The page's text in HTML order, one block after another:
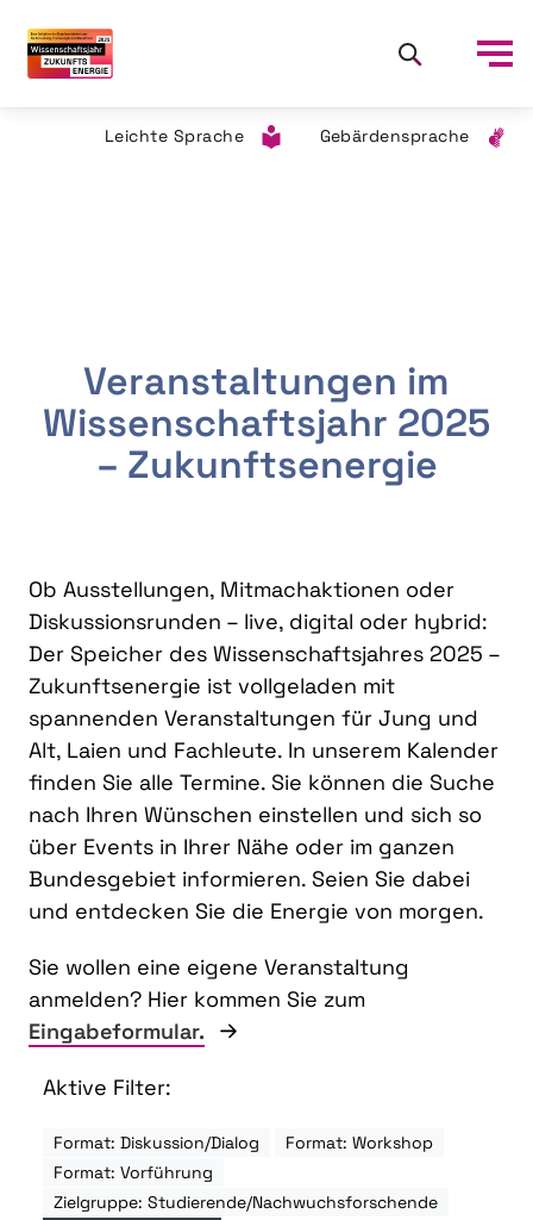
Leichte Sprache Gebärdensprache
Veranstaltungen im
Wissenschaftsjahr 2025
– Zukunftsenergie
Ob Ausstellungen, Mitmachaktionen oder
Diskussionsrunden – live, digital oder hybrid:
Der Speicher des Wissenschaftsjahres 2025 –
Zukunftsenergie ist vollgeladen mit
spannenden Veranstaltungen für Jung und
Alt, Laien und Fachleute. In unserem Kalender
finden Sie alle Termine. Sie können die Suche
nach Ihren Wünschen einstellen und sich so
über Events in Ihrer Nähe oder im ganzen
Bundesgebiet informieren. Seien Sie dabei
und entdecken Sie die Energie von morgen.
Sie wollen eine eigene Veranstaltung
anmelden? Hier kommen Sie zum
Eingabeformular.
Aktive Filter:
Format: Diskussion/Dialog
Format: Workshop
Format: Vorführung
Zielgruppe: Studierende/Nachwuchsforschende